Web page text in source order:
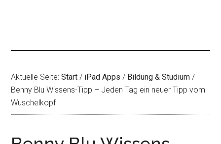
Aktuelle Seite:Start / iPad Apps / Bildung & Studium /
Benny Blu Wissens-Tipp – Jeden Tag ein neuer Tipp vom
Wuschelkopf